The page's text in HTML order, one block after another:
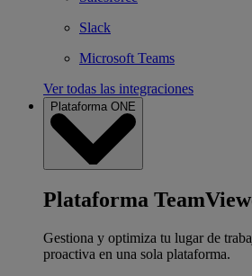
Slack
Microsoft Teams
Ver todas las integraciones
Plataforma ONE
Plataforma
Gestiona y optimiza tu lugar de
proactiva en una sola plataforma.